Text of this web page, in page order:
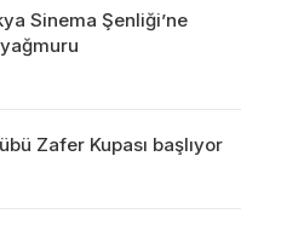
Sinema Şenliği’ne
Zafer Kupası başlıyor